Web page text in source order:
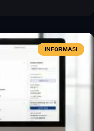
INFORMASI